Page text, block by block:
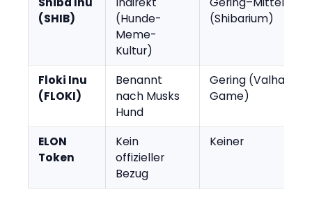
(SHIB)
(Hunde-
Meme-
Kultur)
(Shibarium)
Floki Inu
(FLOKI)
Benannt
nach Musks
Hund
Gering (Valhalla-
Game)
ELON
Token
Kein
offizieller
Bezug
Keiner